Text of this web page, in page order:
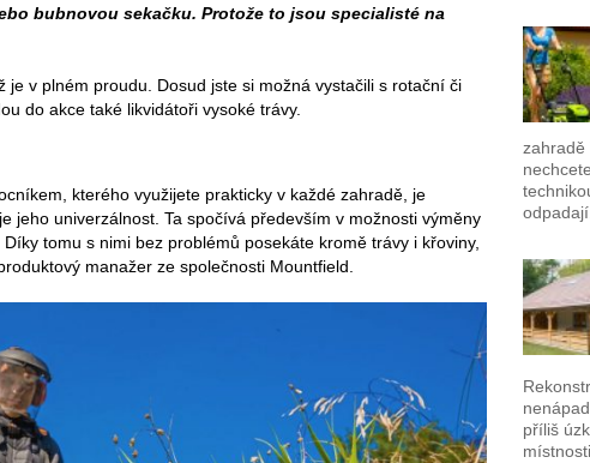
bubnovou sekačku. Protože to jsou specialisté na
v plném proudu. Dosud jste si možná vystačili s rotační či
do akce také likvidátoři vysoké trávy.
kterého využijete prakticky v každé zahradě, je
jeho univerzálnost. Ta spočívá především v možnosti výměny
tomu s nimi bez problémů posekáte kromě trávy i křoviny,
manažer ze společnosti Mountfield.
zahradě
odpadají.
příliš